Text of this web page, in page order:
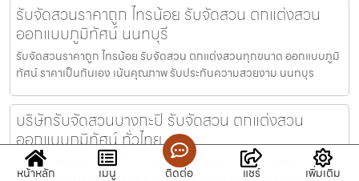
รับจัดสวนราคาถูก ไทรน้อย รับจัดสวน ตกแต่งสวน
ออกแบบภูมิทัศน์ นนทบุรี
รับจัดสวนราคาถูก ไทรน้อย รับจัดสวน ตกแต่งสวนทุกขนาด ออกแบบภูมิ
ทัศน์ ราคาเป็นกันเอง เน้นคุณภาพ รับประกันความสวยงาม นนทบุร
บริษัทรับจัดสวนบางกะปิ รับจัดสวน ตกแต่งสวน
ออกแบบภูมิทัศน์ ทั่วไทย
บริษัทรับจัดสวนบางกะปิ รับจัดสวน ตกแต่งสวนทุกขนาด ออกแบบภูมิ
หน้าหลัก เมนู ติดต่อ แชร์ เพิ่มเติม